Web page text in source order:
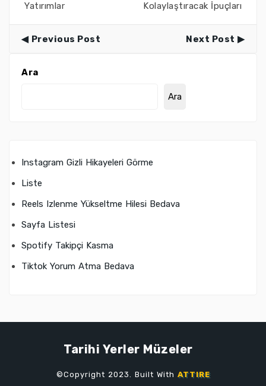
Yatırımlar
Kolaylaştıracak İpuçları
Previous Post Next Post
Ara
Ara
Instagram Gizli Hikayeleri Görme
Liste
Reels Izlenme Yükseltme Hilesi Bedava
Sayfa Listesi
Spotify Takipçi Kasma
Tiktok Yorum Atma Bedava
Tarihi Yerler Müzeler
©Copyright 2023. Built With ATTIRE